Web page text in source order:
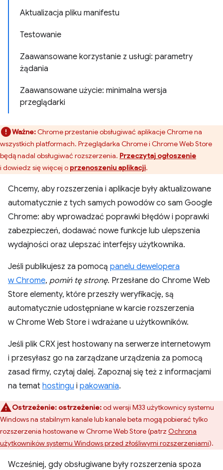
Aktualizacja pliku manifestu
Testowanie
Zaawansowane korzystanie z usługi: parametry
żądania
Zaawansowane użycie: minimalna wersja
przeglądarki
Ważne:Chrome przestanie obsługiwać aplikacje Chrome na
wszystkich platformach. Przeglądarka Chrome i Chrome Web Store
będą nadal obsługiwać rozszerzenia. Przeczytaj ogłoszenie
i dowiedz się więcej o przenoszeniu aplikacji.
Chcemy, aby rozszerzenia i aplikacje były aktualizowane
automatycznie z tych samych powodów co sam Google
Chrome: aby wprowadzać poprawki błędów i poprawki
zabezpieczeń, dodawać nowe funkcje lub ulepszenia
wydajności oraz ulepszać interfejsy użytkownika.
Jeśli publikujesz za pomocą panelu dewelopera
w Chrome, pomiń tę stronę. Przesłane do Chrome Web
Store elementy, które przeszły weryfikację, są
automatycznie udostępniane w karcie rozszerzenia
w Chrome Web Store i wdrażane u użytkowników.
Jeśli plik CRX jest hostowany na serwerze internetowym
i przesyłasz go na zarządzane urządzenia za pomocą
zasad firmy, czytaj dalej. Zapoznaj się też z informacjami
na temat hostingu i pakowania.
Ostrzeżenie: ostrzeżenie:od wersji M33 użytkownicy systemu
Windows na stabilnym kanale lub kanale beta mogą pobierać tylko
rozszerzenia hostowane w Chrome Web Store (patrz Ochrona
użytkowników systemu Windows przed złośliwymi rozszerzeniami).
Wcześniej, gdy obsługiwane były rozszerzenia spoza